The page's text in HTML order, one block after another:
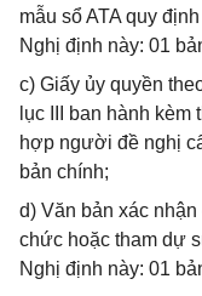
mẫu sổ ATA quy
Nghị định này: 01
c) Giấy ủy quyền
lục III ban hành
hợp người đề nghị
bản chính;
d) Văn bản xác
chức hoặc tham dự
Nghị định này: 01